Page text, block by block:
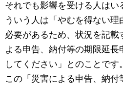
それでも影響を受ける人はい
ういう人は「やむを得ない理
必要があるため、状況を記載
よる申告、納付等の期限延長
してください」とのことです。
この「災害による申告、納付